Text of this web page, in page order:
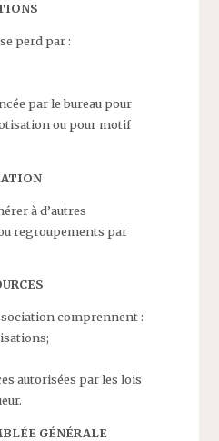
perd par :
par le bureau pour
ou pour motif
à d’autres
regroupements par
comprennent :
autorisées par les lois
GÉNÉRALE